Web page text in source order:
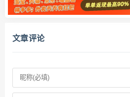
文章评论